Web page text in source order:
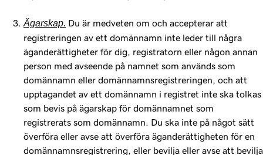
Ägarskap. Du är medveten om och accepterar att
registreringen av ett domännamn inte leder till några
äganderättigheter för dig, registratorn eller någon annan
person med avseende på namnet som används som
domännamn eller domännamnsregistreringen, och att
upptagandet av ett domännamn i registret inte ska tolkas
som bevis på ägarskap för domännamnet som
registrerats som domännamn. Du ska inte på något sätt
överföra eller avse att överföra äganderättigheten för en
domännamnsregistrering, eller bevilja eller avse att bevilja